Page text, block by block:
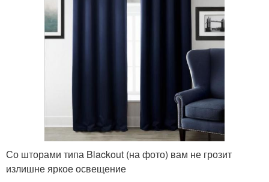
Со шторами типа Blackout (на фото) вам не грозит
излишне яркое освещение